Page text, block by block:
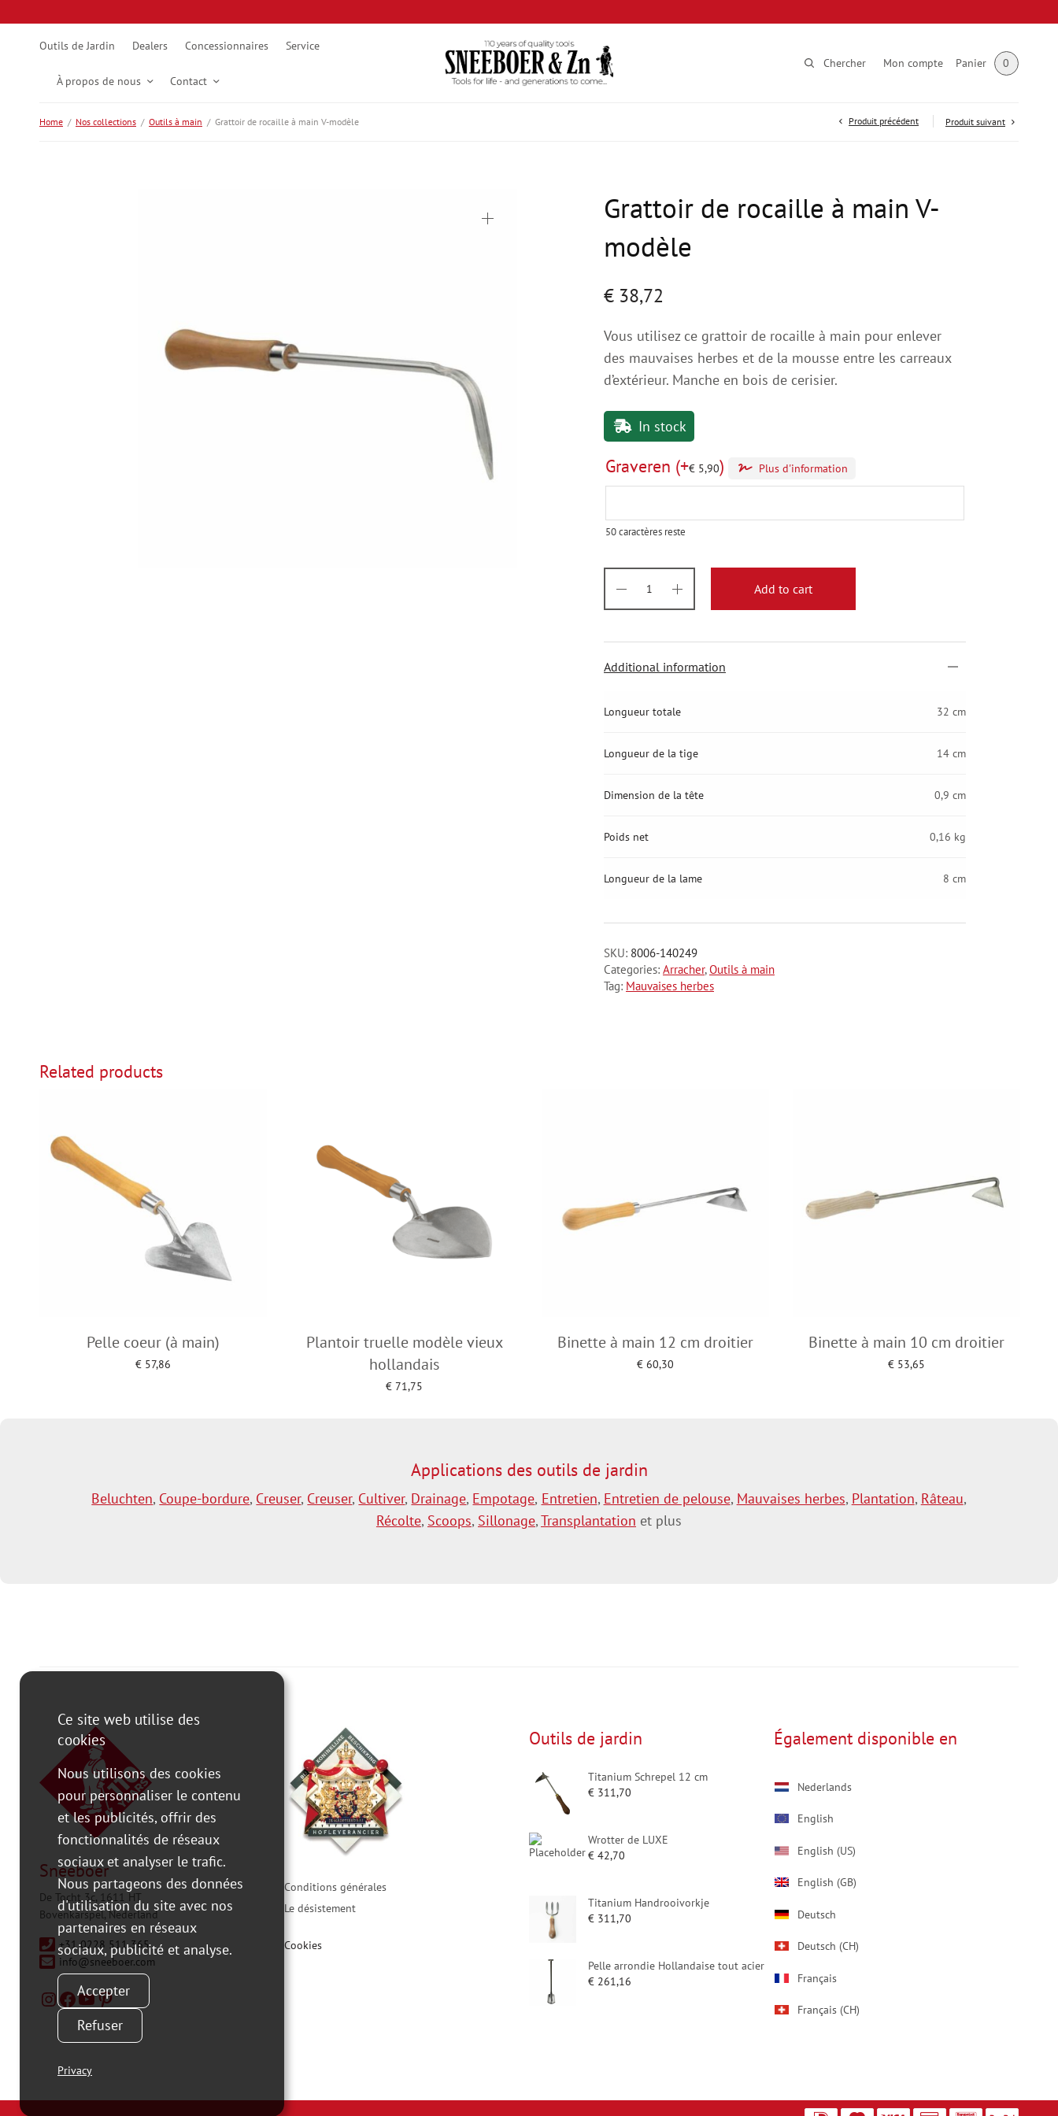
Outils de Jardin Dealers Concessionnaires Service
À propos de nous Contact
Chercher Mon compte Panier 0
Home / Nos collections / Outils à main / Grattoir de rocaille à main V-modèle Produit précédent Produit suivant
Grattoir de rocaille à main V-
modèle
€ 38,72
Vous utilisez ce grattoir de rocaille à main pour enlever
des mauvaises herbes et de la mousse entre les carreaux
d’extérieur. Manche en bois de cerisier.
In stock
Graveren (+€ 5,90)
50caractères reste
Plus d'information
Add to cart
Additional information
Longueur totale 32 cm
Longueur de la tige 14 cm
Dimension de la tête 0,9 cm
Poids net 0,16 kg
Longueur de la lame 8 cm
SKU: 8006-140249
Categories: Arracher,Outils à main
Tag: Mauvaises herbes
Related products
Pelle coeur (à main)
€ 57,86
Plantoir truelle modèle vieux
hollandais
€ 71,75
Binette à main 12 cm droitier
€ 60,30
Binette à main 10 cm droitier
€ 53,65
Applications des outils de jardin
Beluchten, Coupe-bordure, Creuser, Creuser, Cultiver, Drainage, Empotage, Entretien, Entretien de pelouse, Mauvaises herbes, Plantation, Râteau,
Récolte, Scoops, Sillonage,Transplantation et plus
Sneeboer
De Tocht 3c, 1611 HT
Bovenkarspel, Nederland
+31 0228 511 365
info@sneeboer.com
Conditions générales
Le désistement
Cookies
Outils de jardin
Titanium Schrepel 12 cm
€ 311,70
Wrotter de LUXE
€ 42,70
Titanium Handrooivorkje
€ 311,70
Pelle arrondie Hollandaise tout acier
€ 261,16
Également disponible en
Nederlands
English
English (US)
English (GB)
Deutsch
Deutsch (CH)
Français
Français (CH)
Ce site web utilise des
cookies
Nous utilisons des cookies
pour personnaliser le contenu
et les publicités, offrir des
fonctionnalités de réseaux
sociaux et analyser le trafic.
Nous partageons des données
d'utilisation du site avec nos
partenaires en réseaux
sociaux, publicité et analyse.
Accepter
Refuser
Privacy